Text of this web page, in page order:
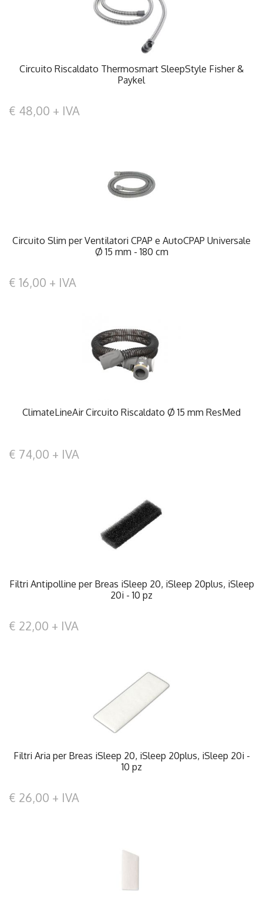
Circuito Riscaldato Thermosmart SleepStyle Fisher &
Paykel
€ 48,00 + IVA
Circuito Slim per Ventilatori CPAP e AutoCPAP Universale
Ø 15 mm - 180 cm
€ 16,00 + IVA
ClimateLineAir Circuito Riscaldato Ø 15 mm ResMed
€ 74,00 + IVA
Filtri Antipolline per Breas iSleep 20, iSleep 20plus, iSleep
20i - 10 pz
€ 22,00 + IVA
Filtri Aria per Breas iSleep 20, iSleep 20plus, iSleep 20i -
10 pz
€ 26,00 + IVA